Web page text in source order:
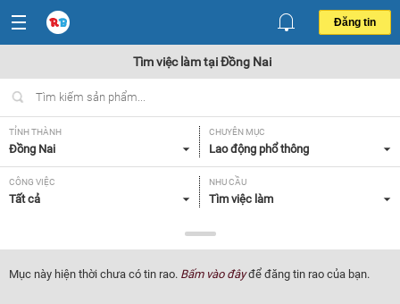
Đăng tin
Tìm việc làm tại Đồng Nai
TỈNH THÀNH
Đồng Nai
CHUYÊN MỤC
Lao động phổ thông
CÔNG VIỆC
Tất cả
NHU CẦU
Tìm việc làm
Tất cả
Mục này hiện thời chưa có tin rao. Bấm vào đâyđể đăng tin rao của bạn.